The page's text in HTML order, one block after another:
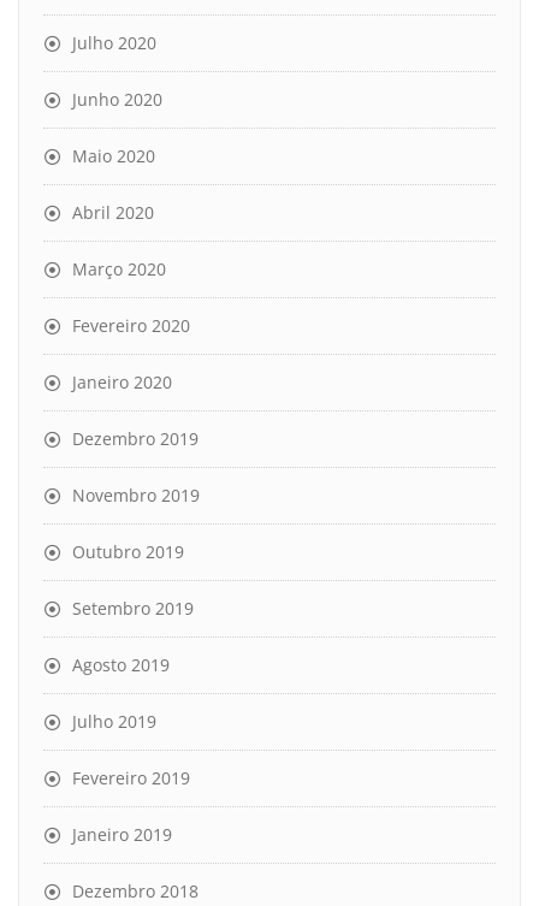
Julho 2020
Junho 2020
Maio 2020
Abril 2020
Março 2020
Fevereiro 2020
Janeiro 2020
Dezembro 2019
Novembro 2019
Outubro 2019
Setembro 2019
Agosto 2019
Julho 2019
Fevereiro 2019
Janeiro 2019
Dezembro 2018